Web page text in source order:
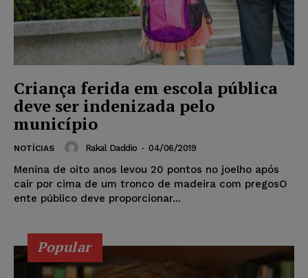
Criança ferida em escola pública
deve ser indenizada pelo
município
NOTÍCIAS Rakal Daddio - 04/06/2019
Menina de oito anos levou 20 pontos no joelho após
cair por cima de um tronco de madeira com pregosO
ente público deve proporcionar...
Popular